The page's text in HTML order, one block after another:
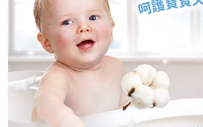
３．未成年的使用者請事先徵得法定代理人
「AFTEE先享後付」，若未經同意申辦者
任。
４．使用「AFTEE先享後付」時，將依據個
時審查核予不同之上限額度；若仍有額度
請求用戶進行身份認證。
５．嚴禁一人註冊多個帳號或使用他人資訊
恩沛科技股份有限公司將有權停止該用戶